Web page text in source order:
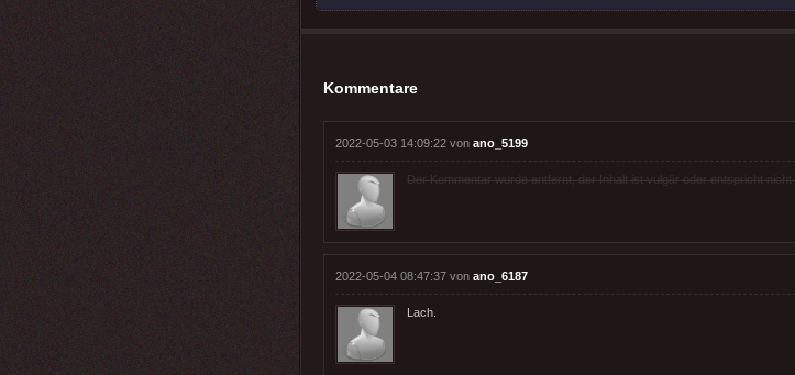
Kommentare
2022-05-03 14:09:22 von ano_5199
Der Kommentar wurde entfernt, der Inhalt ist vulgär oder entspricht nicht
2022-05-04 08:47:37 von ano_6187
Lach.